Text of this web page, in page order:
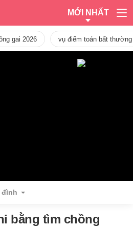
MỚI NHẤT
gai 2026 vụ điểm toán bất
đình
bằng tìm chồng